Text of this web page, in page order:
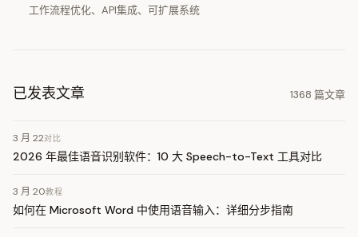
工作流程优化、API集成、可扩展系统
已发表文章 1368 篇文章
3 月 22对比
2026 年最佳语音识别软件：10 大 Speech-to-Text 工具对比
3 月 20教程
如何在 Microsoft Word 中使用语音输入：详细分步指南